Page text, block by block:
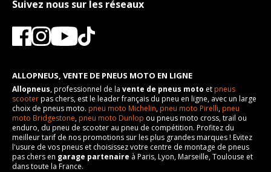
Suivez nous sur les réseaux
ALLOPNEUS, VENTE DE PNEUS MOTO EN LIGNE
Allopneus, professionnel de la vente de pneus moto etpneus
scooterpas chers, est le leader français du pneu en ligne, avec un large
choix de pneus moto. pneu moto Michelin,pneu moto Pirelli,pneu
moto Bridgestone,pneu moto Dunlop ou pneus moto cross, trail ou
enduro, du pneu de scooter au pneu de compétition. Profitez du
meilleur tarif de nos promotions sur les plus grandes marques ! Evitez
l'usure de vos pneus et choisissez votre centre de montage de pneus
pas chers en garage partenaire à Paris, Lyon, Marseille, Toulouse et
dans toute la France.